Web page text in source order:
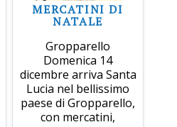
MERCATINI DI
NATALE
Gropparello
Domenica 14
dicembre arriva Santa
Lucia nel bellissimo
paese di Gropparello,
con mercatini,